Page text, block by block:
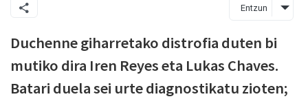
Entzun
Duchenne giharretako distrofia duten bi
mutiko dira Iren Reyes eta Lukas Chaves.
Batari duela sei urte diagnostikatu zioten;